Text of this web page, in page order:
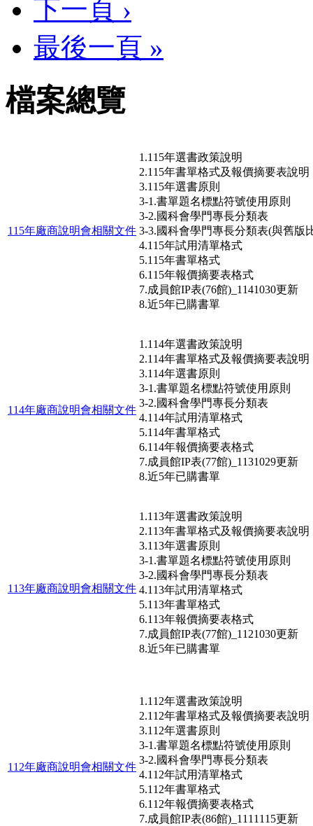
下一頁 ›
最後一頁 »
檔案總覽
115年廠商說明會相關文件
1.115年選書政策說明
2.115年書單格式及報價摘要表說明
3.115年選書原則
3-1.書單題名標點符號使用原則
3-2.國科會學門專長分類表
3-3.國科會學門專長分類表(與舊版
4.115年試用清單格式
5.115年書單格式
6.115年報價摘要表格式
7.成員館IP表(76館)_1141030更新
8.近5年已購書單
114年廠商說明會相關文件
1.114年選書政策說明
2.114年書單格式及報價摘要表說明
3.114年選書原則
3-1.書單題名標點符號使用原則
3-2.國科會學門專長分類表
4.114年試用清單格式
5.114年書單格式
6.114年報價摘要表格式
7.成員館IP表(77館)_1131029更新
8.近5年已購書單
113年廠商說明會相關文件
1.113年選書政策說明
2.113年書單格式及報價摘要表說明
3.113年選書原則
3-1.書單題名標點符號使用原則
3-2.國科會學門專長分類表
4.113年試用清單格式
5.113年書單格式
6.113年報價摘要表格式
7.成員館IP表(77館)_1121030更新
8.近5年已購書單
112年廠商說明會相關文件
1.112年選書政策說明
2.112年書單格式及報價摘要表說明
3.112年選書原則
3-1.書單題名標點符號使用原則
3-2.國科會學門專長分類表
4.112年試用清單格式
5.112年書單格式
6.112年報價摘要表格式
7.成員館IP表(86館)_1111115更新